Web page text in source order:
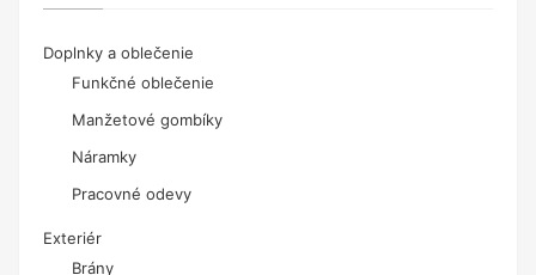
Doplnky a oblečenie
Funkčné oblečenie
Manžetové gombíky
Náramky
Pracovné odevy
Exteriér
Brány